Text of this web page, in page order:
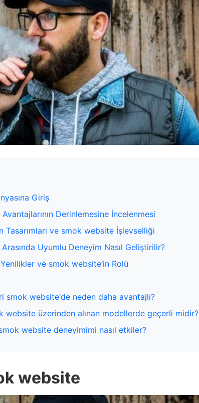
Giriş
Derinlemesine İncelenmesi
Tasarımları ve smok website İşlevselliği
Uyumlu Deneyim Nasıl Geliştirilir?
ve smok website’in Rolü
smok website‘de neden daha avantajlı?
website üzerinden alınan modellerde geçerli midir?
website deneyimimi nasıl etkiler?
website